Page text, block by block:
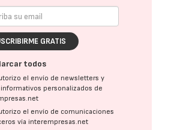
GRATIS
todos
el envío de newsletters y
personalizados de
el envío de comunicaciones
vía interempresas.net